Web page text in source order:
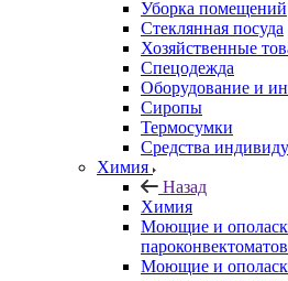
Уборка помещений
Стеклянная посуда
Хозяйственные
Спецодежда
Оборудование и
Сиропы
Термосумки
Средства
Химия
Назад
Химия
Моющие и
пароконвектоматов
Моющие и